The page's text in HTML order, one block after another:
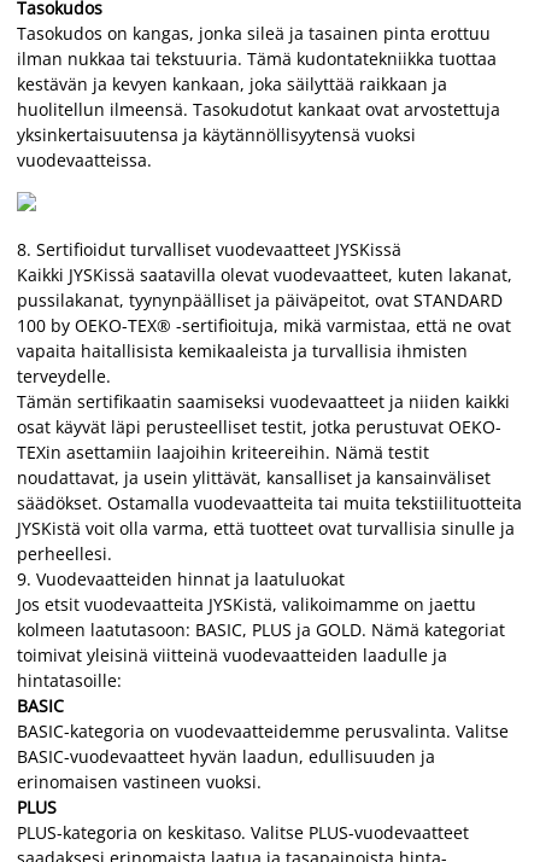
Tasokudos
Tasokudos on kangas, jonka sileä ja tasainen pinta erottuu
ilman nukkaa tai tekstuuria. Tämä kudontatekniikka tuottaa
kestävän ja kevyen kankaan, joka säilyttää raikkaan ja
huolitellun ilmeensä. Tasokudotut kankaat ovat arvostettuja
yksinkertaisuutensa ja käytännöllisyytensä vuoksi
vuodevaatteissa.
8. Sertifioidut turvalliset vuodevaatteet JYSKissä
Kaikki JYSKissä saatavilla olevat vuodevaatteet, kuten lakanat,
pussilakanat, tyynynpäälliset ja päiväpeitot, ovat STANDARD
100 by OEKO-TEX® -sertifioituja, mikä varmistaa, että ne ovat
vapaita haitallisista kemikaaleista ja turvallisia ihmisten
terveydelle.
Tämän sertifikaatin saamiseksi vuodevaatteet ja niiden kaikki
osat käyvät läpi perusteelliset testit, jotka perustuvat OEKO-
TEXin asettamiin laajoihin kriteereihin. Nämä testit
noudattavat, ja usein ylittävät, kansalliset ja kansainväliset
säädökset. Ostamalla vuodevaatteita tai muita tekstiilituotteita
JYSKistä voit olla varma, että tuotteet ovat turvallisia sinulle ja
perheellesi.
9. Vuodevaatteiden hinnat ja laatuluokat
Jos etsit vuodevaatteita JYSKistä, valikoimamme on jaettu
kolmeen laatutasoon: BASIC, PLUS ja GOLD. Nämä kategoriat
toimivat yleisinä viitteinä vuodevaatteiden laadulle ja
hintatasoille:
BASIC
BASIC-kategoria on vuodevaatteidemme perusvalinta. Valitse
BASIC-vuodevaatteet hyvän laadun, edullisuuden ja
erinomaisen vastineen vuoksi.
PLUS
PLUS-kategoria on keskitaso. Valitse PLUS-vuodevaatteet